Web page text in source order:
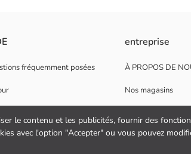
le contenu et les publicités, fournir des
avec l'option "Accepter" ou vous pouvez
fréquemment posées
entreprise
À PROPOS DE
Nos magasins
Soutien aux